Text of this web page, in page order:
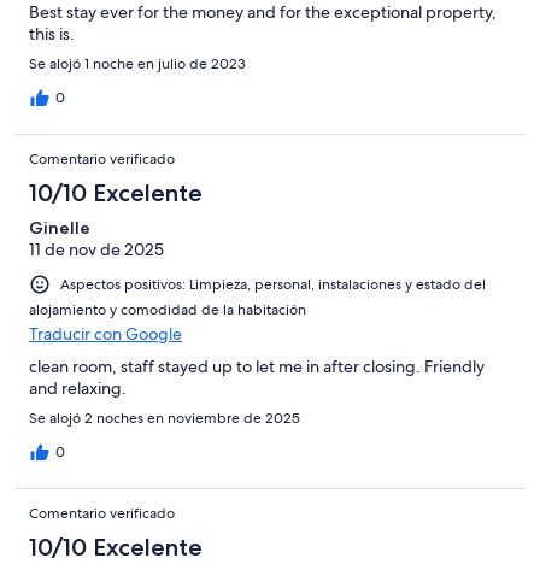
Best stay ever for the money and for the exceptional property,
this is.
Se alojó 1 noche en julio de 2023
0
Comentario verificado
10/10 Excelente
Ginelle
11 de nov de 2025
Aspectos positivos: Limpieza, personal, instalaciones y estado del
alojamiento y comodidad de la habitación
Traducir con Google
clean room, staff stayed up to let me in after closing. Friendly
and relaxing.
Se alojó 2 noches en noviembre de 2025
0
Comentario verificado
10/10 Excelente